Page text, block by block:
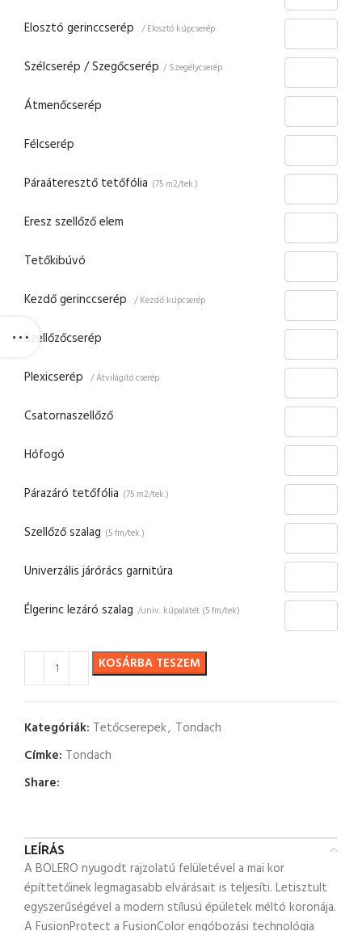
Elosztó gerinccserép / Elosztó kúpcserép
Szélcserép / Szegőcserép / Szegélycserép
Átmenőcserép
Félcserép
Páraáteresztő tetőfólia (75 m2/tek.)
Eresz szellőző elem
Tetőkibúvó
Kezdő gerinccserép / Kezdő kúpcserép
Szellőzőcserép
Plexicserép / Átvilágító cserép
Csatornaszellőző
Hófogó
Párazáró tetőfólia (75 m2/tek.)
Szellőző szalag (5 fm/tek.)
Univerzális járórács garnitúra
Élgerinc lezáró szalag /univ. kúpalátét (5 fm/tek)
KOSÁRBA TESZEM
Kategóriák: Tetőcserepek, Tondach
Címke: Tondach
Share:
LEÍRÁS
A BOLERO nyugodt rajzolatú felületével a mai kor
építtetőinek legmagasabb elvárásait is teljesíti. Letisztult
egyszerűségével a modern stílusú épületek méltó koronája.
A FusionProtect a FusionColor engóbozási technológia